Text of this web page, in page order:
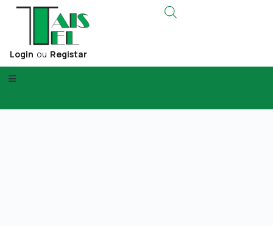
Login ou Registar